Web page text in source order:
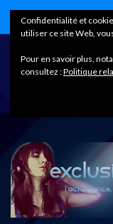
Confidentialité et
utiliser ce site Web,
Pour en savoir plus,
consultez :Politique